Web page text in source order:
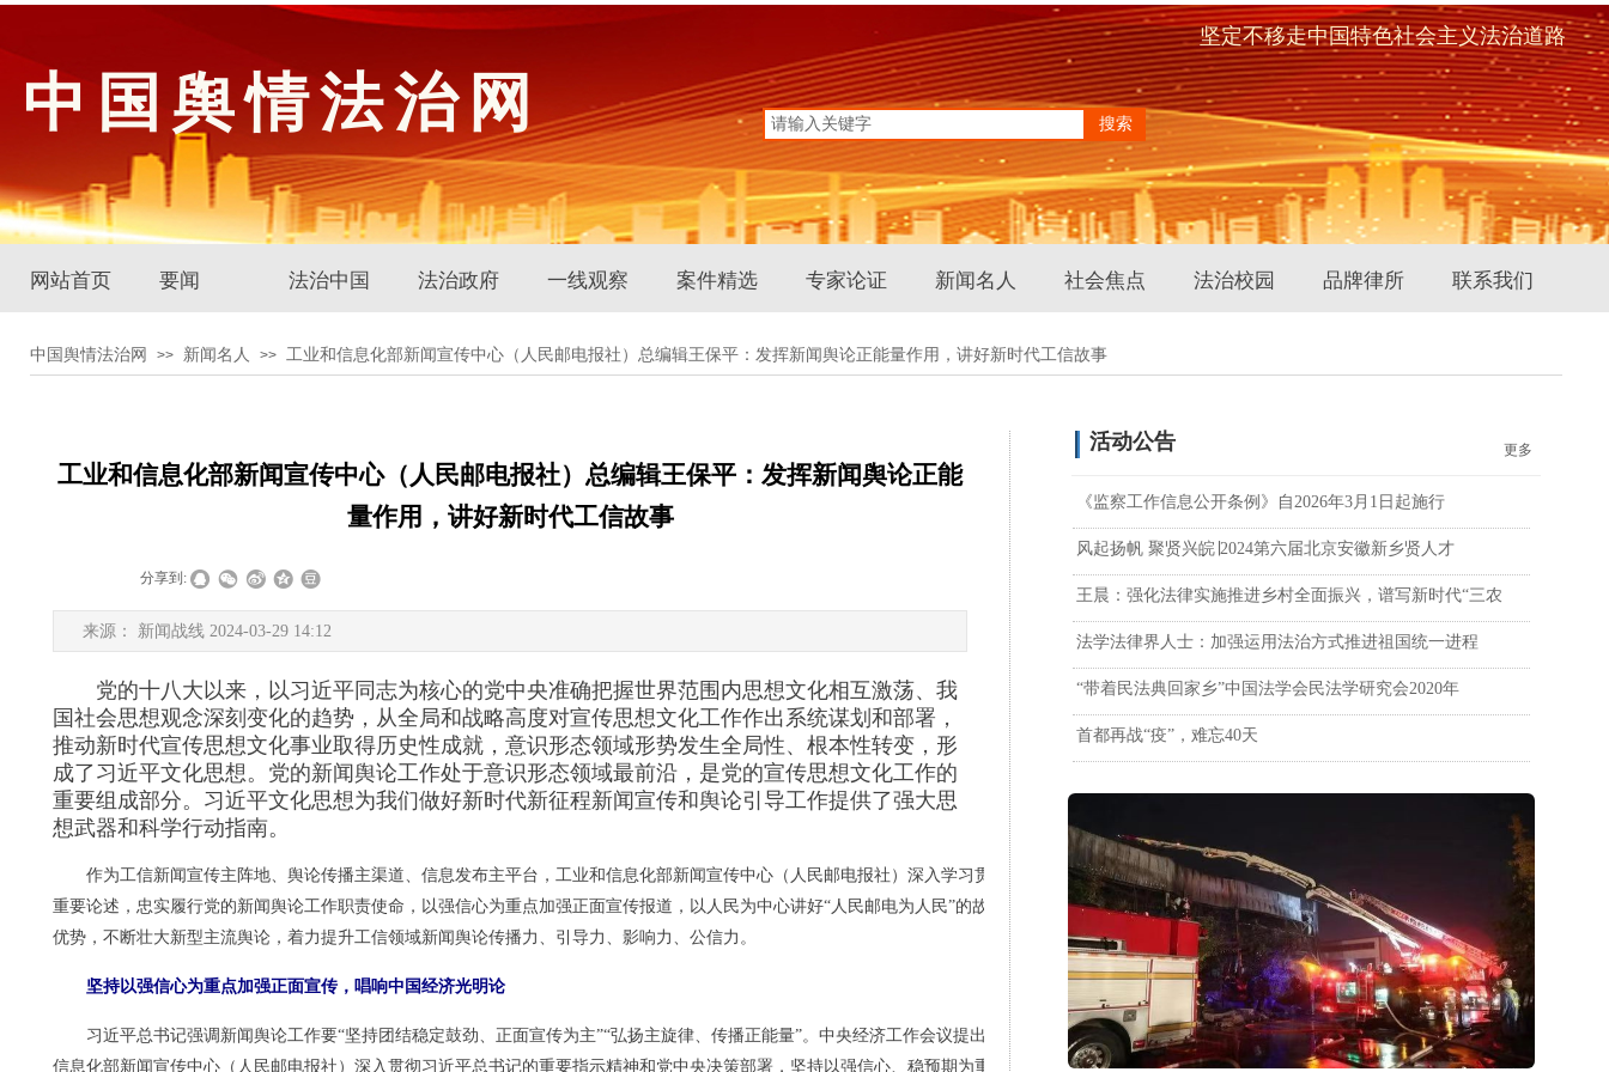
搜索
坚定不移走中国特色社会主义法治道路
中国舆情法治网
网站首页 要闻 法治中国 法治政府 一线观察 案件精选 专家论证 新闻名人 社会焦点 法治校园 品牌律所 联系我们
中国舆情法治网 >> 新闻名人 >> 工业和信息化部新闻宣传中心（人民邮电报社）总编辑王保平：发挥新闻舆论正能量作用，讲好新时代工信故事
活动公告
工业和信息化部新闻宣传中心（人民邮电报社）总编辑王保平：发挥新闻舆论正能
量作用，讲好新时代工信故事
分享到:
来源： 新闻战线 2024-03-29 14:12
党的十八大以来，以习近平同志为核心的党中央准确把握世界范围内思想文化相互激荡、我
国社会思想观念深刻变化的趋势，从全局和战略高度对宣传思想文化工作作出系统谋划和部署，
推动新时代宣传思想文化事业取得历史性成就，意识形态领域形势发生全局性、根本性转变，形
成了习近平文化思想。党的新闻舆论工作处于意识形态领域最前沿，是党的宣传思想文化工作的
重要组成部分。习近平文化思想为我们做好新时代新征程新闻宣传和舆论引导工作提供了强大思
想武器和科学行动指南。
作为工信新闻宣传主阵地、舆论传播主渠道、信息发布主平台，工业和信息化部新闻宣传中心（人民邮电报社）深入学习贯彻习近平文化思想特别是习近平总书记关于新闻舆论工作的
重要论述，忠实履行党的新闻舆论工作职责使命，以强信心为重点加强正面宣传报道，以人民为中心讲好“人民邮电为人民”的故事；加快推进媒体深度融合，充分发挥报刊网微屏全媒体平台
优势，不断壮大新型主流舆论，着力提升工信领域新闻舆论传播力、引导力、影响力、公信力。
坚持以强信心为重点加强正面宣传，唱响中国经济光明论
习近平总书记强调新闻舆论工作要“坚持团结稳定鼓劲、正面宣传为主”“弘扬主旋律、传播正能量”。中央经济工作会议提出，要加强经济宣传和舆论引导，唱响中国经济光明论。工业和
信息化部新闻宣传中心（人民邮电报社）深入贯彻习近平总书记的重要指示精神和党中央决策部署，坚持以强信心、稳预期为重点加强正面宣传，突出新闻舆论工作正面引导和弘扬正气的
更多
《监察工作信息公开条例》自2026年3月1日起施行
风起扬帆 聚贤兴皖∣2024第六届北京安徽新乡贤人才
王晨：强化法律实施推进乡村全面振兴，谱写新时代“三农
法学法律界人士：加强运用法治方式推进祖国统一进程
“带着民法典回家乡”中国法学会民法学研究会2020年
首都再战“疫”，难忘40天